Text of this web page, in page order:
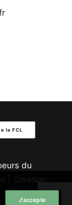
la FCL
du
| Création ::
J'accepte